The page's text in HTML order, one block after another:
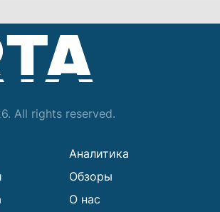
All rights reserved.
Аналитика
Обзоры
О нас